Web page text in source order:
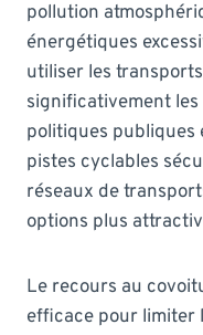
pollution
énergétiques
utiliser les
significativement les
politiques publiques
pistes cyclables
réseaux de
options plus
Le recours au
efficace pour limiter